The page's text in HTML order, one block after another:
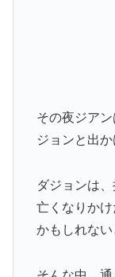
その夜ジア
ジョンと出か
ダジョンは
亡くなりか
かもしれない